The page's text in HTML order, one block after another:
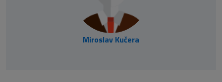
Miroslav Kučera